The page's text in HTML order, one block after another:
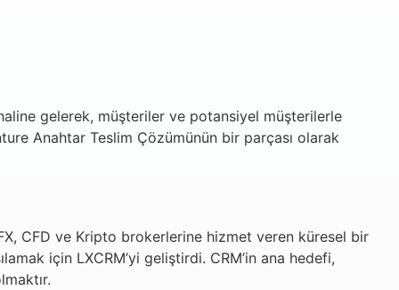
gelerek, müşteriler ve potansiyel müşterilerle
Anahtar Teslim Çözümünün bir parçası olarak
CFD ve Kripto brokerlerine hizmet veren küresel bir
için LXCRM’yi geliştirdi. CRM’in ana hedefi,